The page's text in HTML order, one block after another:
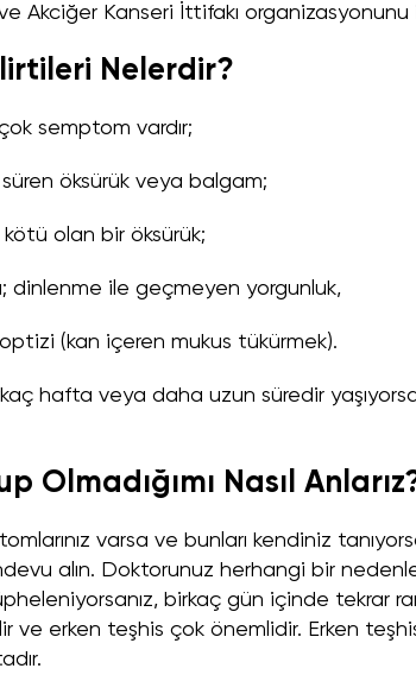
Akciğer Kanseri İttifakı organizasyonunu
Nelerdir?
semptom vardır;
öksürük veya balgam;
olan bir öksürük;
dinlenme ile geçmeyen yorgunluk,
(kan içeren mukus tükürmek).
hafta veya daha uzun süredir
Olmadığımı Nasıl
varsa ve bunları kendiniz
alın. Doktorunuz herhangi bir
birkaç gün içinde tekrar
ve erken teşhis çok önemlidir. Erken